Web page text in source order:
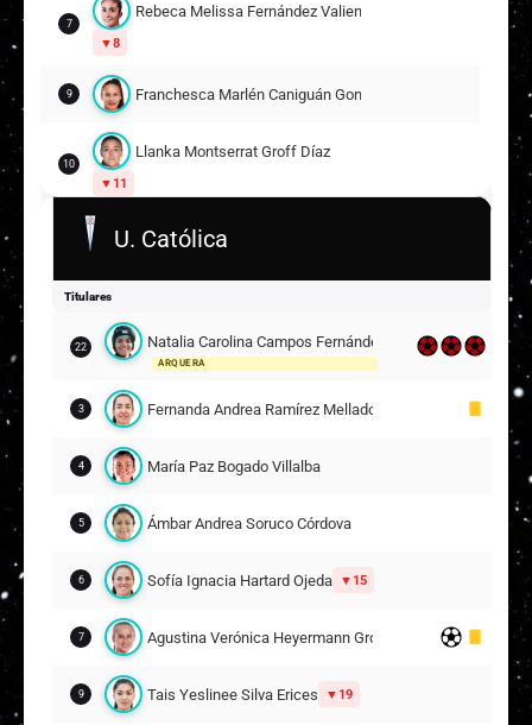
7
Rebeca Melissa Fernández Valiente
8
9 Franchesca Marlén Caniguán González
10
Llanka Montserrat Groff Díaz
11
Karen Paola Fuentes Gómez
Valentina Fernanda Díaz Tapia
Suplentes
12 Martina Funck Guajardo
8 Karla Paola Riley Serracin 7
16 Catalina Belén Flores Reyes
Su Helen Ignacia Galaz Espinoza
3
U. Católica
Titulares
22 Natalia Carolina Campos Fernández
ARQUERA
3 Fernanda Andrea Ramírez Mellado
4 María Paz Bogado Villalba
5 Ámbar Andrea Soruco Córdova
6 Sofía Ignacia Hartard Ojeda 15
7 Agustina Verónica Heyermann Grossi
9 Tais Yeslinee Silva Erices 19